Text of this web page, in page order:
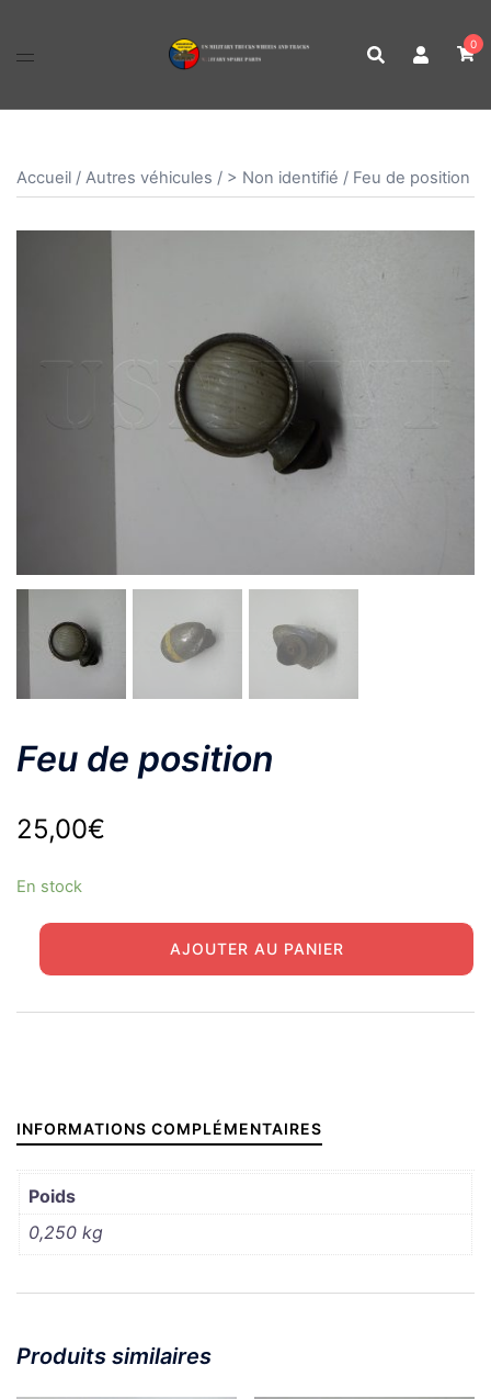
0
Accueil / Autres véhicules / > Non identifié / Feu de position
Feu de position
25,00€
En stock
quantité
de
AJOUTER AU PANIER
INFORMATIONS COMPLÉMENTAIRES
Poids
0,250 kg
Produits similaires